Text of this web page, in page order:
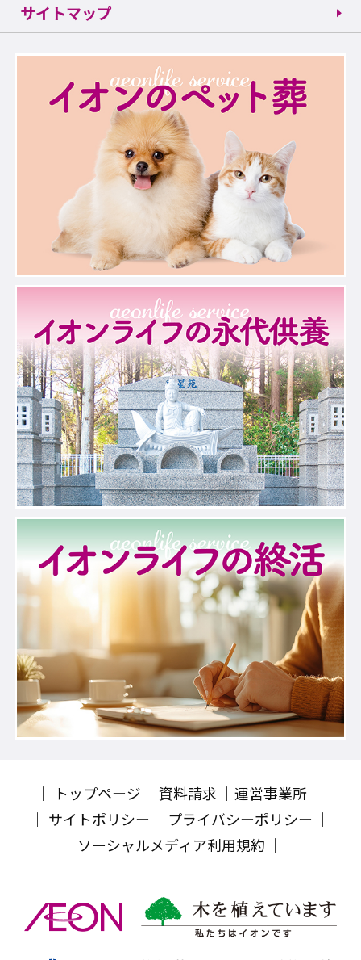
サイトマップ
トップページ 資料請求
運営事業所
サイトポリシー
プライバシーポリシー
ソーシャルメディア利用規約